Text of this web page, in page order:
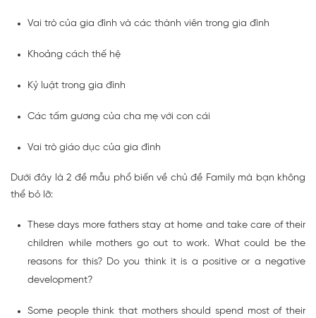
Vai trò của gia đình và các thành viên trong gia đình
Khoảng cách thế hệ
Kỷ luật trong gia đình
Các tấm gương của cha mẹ với con cái
Vai trò giáo dục của gia đình
Dưới đây là 2 đề mẫu phổ biến về chủ đề Family mà bạn không
thể bỏ lỡ:
These days more fathers stay at home and take care of their
children while mothers go out to work. What could be the
reasons for this? Do you think it is a positive or a negative
development?
Some people think that mothers should spend most of their